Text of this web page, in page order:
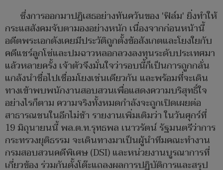
ซึ่งการออกมาปฏิเสธอย่างทันควันของ 'ฟิล์ม' ยิ่งทำให้
กระแสสังคมจับตามองอย่างหนัก เนื่องจากก่อนหน้านี้
อดีตพระเอกดังเคยมีประวัติถูกตั้งข้อสังเกตและโยงใยกับ
คดีแชร์ลูกโซ่และปมฉาวหลอกลวงลงทุนระดับประเทศมา
แล้วหลายครั้ง เจ้าตัวจึงมั่นใจว่ารอบนี้ก็เป็นการถูกกลั่น
แกล้งนำชื่อไปเชื่อมโยงเช่นเดียวกัน และพร้อมที่จะเดิน
ทางเข้าพบพนักงานสอบสวนเพื่อแสดงความบริสุทธิ์ใจ
อย่างไรก็ตาม ความจริงทั้งหมดกำลังจะถูกเปิดเผยต่อ
สาธารณชนในอีกไม่ช้า รายงานเพิ่มเติมว่า ในวันศุกร์ที่
19 มิถุนายนนี้ พล.ต.ท.รุทธพล เนาวรัตน์ รัฐมนตรีว่าการ
กระทรวงยุติธรรม จะเดินทางมาเป็นผู้นำทีมคณะทำงาน
กรมสอบสวนคดีพิเศษ (DSI) และหน่วยงานบูรณาการที่
เกี่ยวข้อง ร่วมกันตั้งโต๊ะแถลงผลการปฏิบัติการและสรุป